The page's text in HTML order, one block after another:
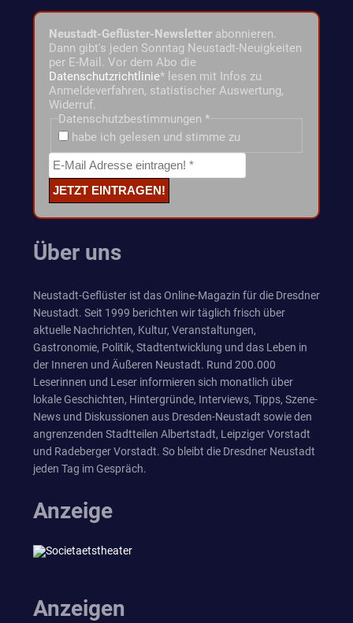
Neustadt-Geflüster-Newsletter abonnieren.
Dann gibt's jeden Sonntag Neustadt-Neuigkeiten
per E-Mail. Vor dem Abo die
Datenschutzrichtlinie* lesen mit Infos zu
Anmeldeverfahren, statistischer Auswertung,
Widerruf.
Datenschutzbestimmungen *
habe ich gelesen und stimme zu
Über uns
Neustadt-Geflüster ist das Online-Magazin für die Dresdner
Neustadt. Seit 1999 berichten wir täglich frisch über
aktuelle Nachrichten, Kultur, Veranstaltungen,
Gastronomie, Politik, Stadtentwicklung und das Leben in
der Inneren und Äußeren Neustadt. Rund 200.000
Leserinnen und Leser informieren sich monatlich über
lokale Geschichten, Hintergründe, Interviews, Tipps, Szene-
News und Diskussionen aus Dresden-Neustadt sowie den
angrenzenden Stadtteilen Albertstadt, Leipziger Vorstadt
und Radeberger Vorstadt. So bleibt die Dresdner Neustadt
jeden Tag im Gespräch.
Anzeige
Anzeigen